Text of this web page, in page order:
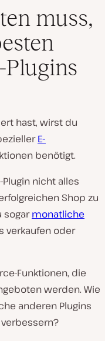
muss,
hast, wirst du
E-
benötigt.
nicht alles
Shop zu
sogarmonatliche
verkaufen oder
Funktionen, die
werden. Wie
anderen Plugins